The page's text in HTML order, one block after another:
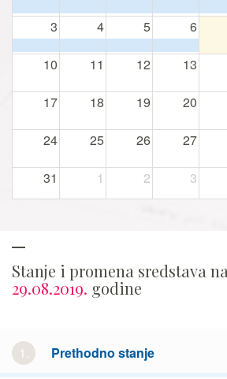
3 4 5 6
10 11 12 13
17 18 19 20
24 25 26 27
31 1 2 3
Stanje i promena sredstava
29.08.2019. godine
1. Prethodno stanje